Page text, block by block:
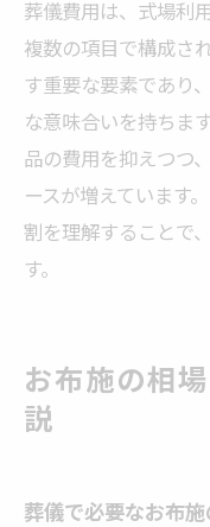
葬儀費用は、式場利
複数の項目で構成さ
す重要な要素であり
な意味合いを持ちま
品の費用を抑えつつ
ースが増えています
割を理解することで
す。
お布施の相
説
葬儀で必要なお布